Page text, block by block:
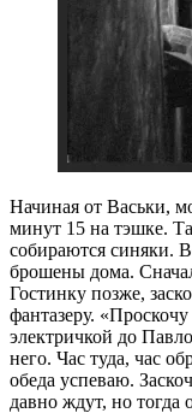
Начиная от Васьки,
минут 15 на тэшке.
собираются синяки.
брошены дома.
Гостинку позже,
фантазеру.
электричкой до
него. Час туда, час
обеда успеваю.
давно ждут, но